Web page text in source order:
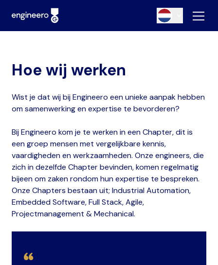
Hoe wij werken
Wist je dat wij bij Engineero een unieke aanpak hebben
om samenwerking en expertise te bevorderen?
Bij Engineero kom je te werken in een Chapter, dit is
een groep mensen met vergelijkbare kennis,
vaardigheden en werkzaamheden. Onze engineers, die
zich in dezelfde Chapter bevinden, komen regelmatig
bijeen om zaken rondom hun expertise te bespreken.
Onze Chapters bestaan uit; Industrial Automation,
Embedded Software, Full Stack, Agile,
Projectmanagement & Mechanical.